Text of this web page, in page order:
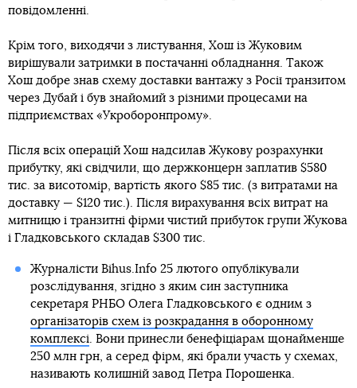
повідомленні.
Крім того, виходячи з листування, Хош із Жуковим
вирішували затримки в постачанні обладнання. Також
Хош добре знав схему доставки вантажу з Росії транзитом
через Дубай і був знайомий з різними процесами на
підприємствах «Укроборонпрому».
Після всіх операцій Хош надсилав Жукову розрахунки
прибутку, які свідчили, що держконцерн заплатив $580
тис. за висотомір, вартість якого $85 тис. (з витратами на
доставку — $120 тис.). Після вирахування всіх витрат на
митницю і транзитні фірми чистий прибуток групи Жукова
і Гладковського складав $300 тис.
Журналісти Bihus.Info 25 лютого опублікували
розслідування, згідно з яким син заступника
секретаря РНБО Олега Гладковського є одним з
організаторів схем із розкрадання в оборонному
комплексі. Вони принесли бенефіціарам щонайменше
250 млн грн, а серед фірм, які брали участь у схемах,
називають колишній завод Петра Порошенка.